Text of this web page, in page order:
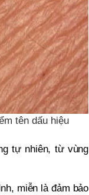
tên dấu hiệu
tự nhiên, từ vùng
miễn là đảm bảo